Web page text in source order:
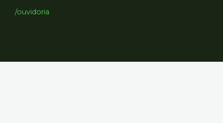
/ouvidoria